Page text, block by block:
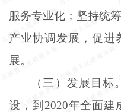
服务专业化；坚持统
产业协调发展，促进
展。
（三）发展目
设，到 2020年全面建